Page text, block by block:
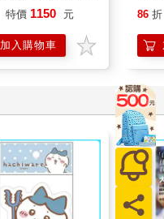
特價 1150 元
加入購物車
86 折